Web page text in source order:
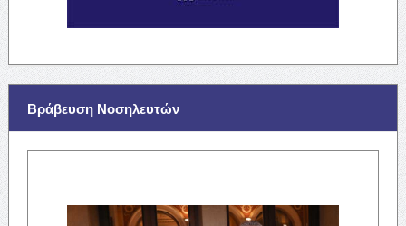
Βράβευση Νοσηλευτών